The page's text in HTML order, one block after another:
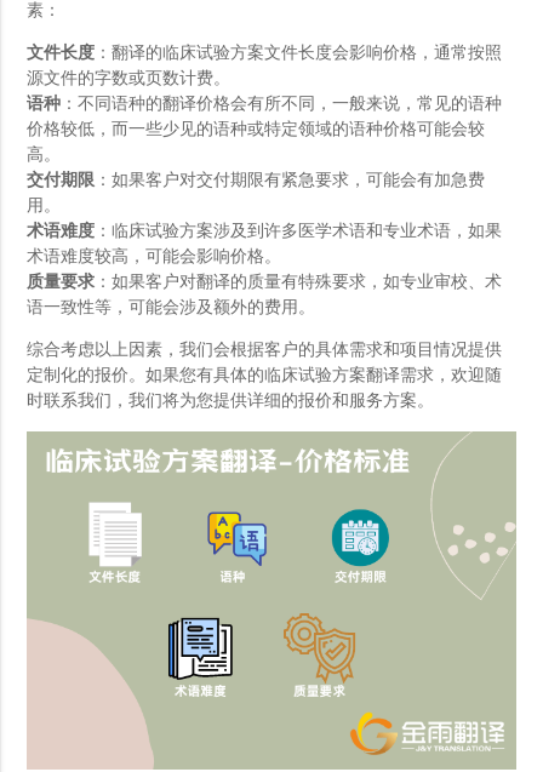
素：
文件长度 ：翻译的临床试验方案文件长度会影响价格，通常按照
源文件的字数或页数计费。
语种 ：不同语种的翻译价格会有所不同，一般来说，常见的语种
价格较低，而一些少见的语种或特定领域的语种价格可能会较
高。
交付期限 ：如果客户对交付期限有紧急要求，可能会有加急费
用。
术语难度 ：临床试验方案涉及到许多医学术语和专业术语，如果
术语难度较高，可能会影响价格。
质量要求 ：如果客户对翻译的质量有特殊要求，如专业审校、术
语一致性等，可能会涉及额外的费用。
综合考虑以上因素，我们会根据客户的具体需求和项目情况提供
定制化的报价。如果您有具体的临床试验方案翻译需求，欢迎随
时联系我们，我们将为您提供详细的报价和服务方案。